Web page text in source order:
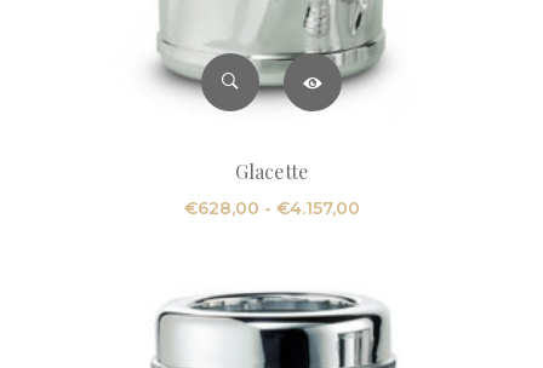
Glacette
€628,00 - €4.157,00Fascia
da
€628,00
a